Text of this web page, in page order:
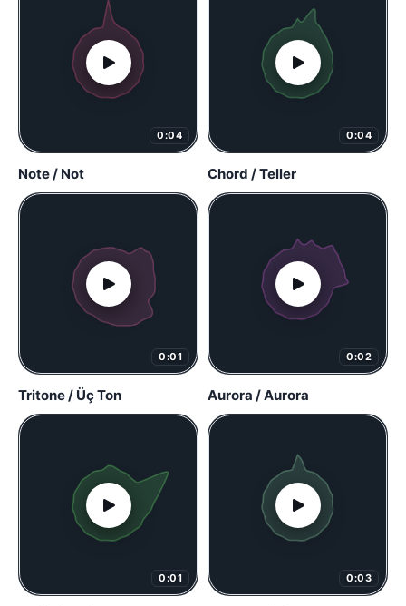
0:04
Note / Not
0:04
Chord / Teller
0:01
Tritone / Üç Ton
0:02
Aurora / Aurora
0:01 0:03